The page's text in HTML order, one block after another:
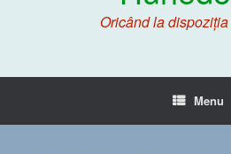
Oricând la
Menu